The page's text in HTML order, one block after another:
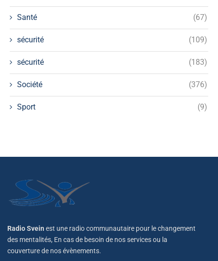
Santé (67)
sécurité (109)
sécurité (183)
Société (376)
Sport (9)
Radio Svein est une radio communautaire pour le changement
des mentalités, En cas de besoin de nos services ou la
couverture de nos évènements.